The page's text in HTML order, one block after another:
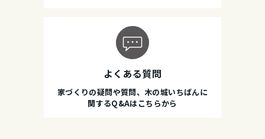
よくある質問
家づくりの疑問や質問、木の城いちばんに
関するQ&Aはこちらから